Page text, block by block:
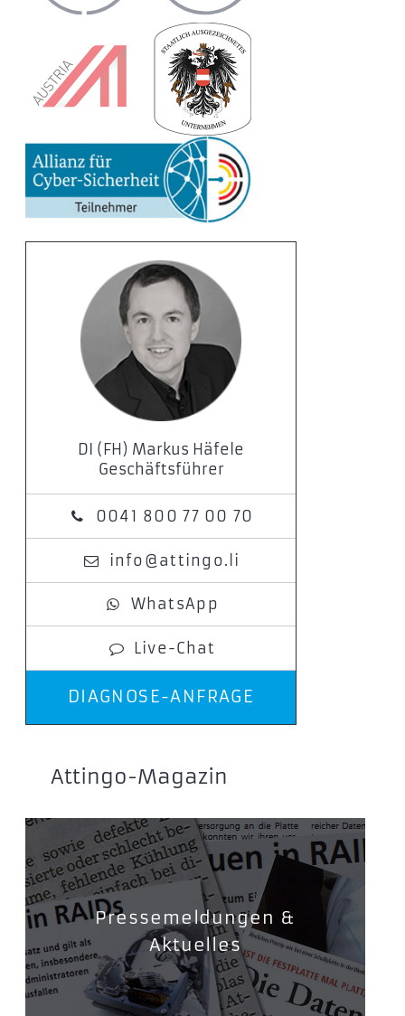
DI (FH) Markus Häfele
Geschäftsführer
0041 800 77 00 70
info@attingo.li
WhatsApp
Live-Chat
DIAGNOSE-ANFRAGE
Attingo-Magazin
Pressemeldungen &
Aktuelles